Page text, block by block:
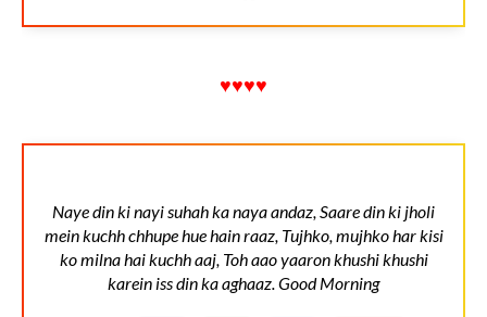
♥♥♥♥
Naye din ki nayi suhah ka naya andaz, Saare din ki jholi
mein kuchh chhupe hue hain raaz, Tujhko, mujhko har kisi
ko milna hai kuchh aaj, Toh aao yaaron khushi khushi
karein iss din ka aghaaz. Good Morning